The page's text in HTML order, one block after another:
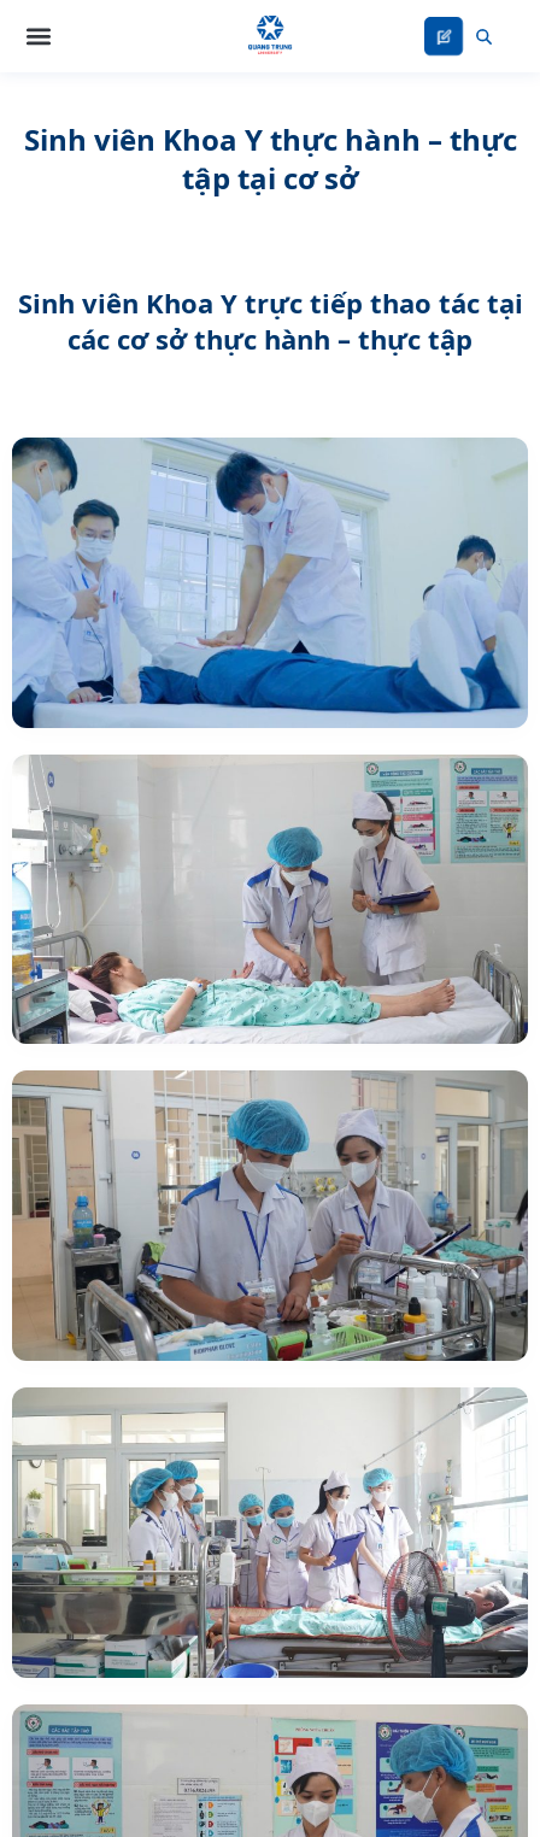
Sinh viên Khoa Y thực hành – thực
tập tại cơ sở
Sinh viên Khoa Y trực tiếp thao tác tại
các cơ sở thực hành – thực tập